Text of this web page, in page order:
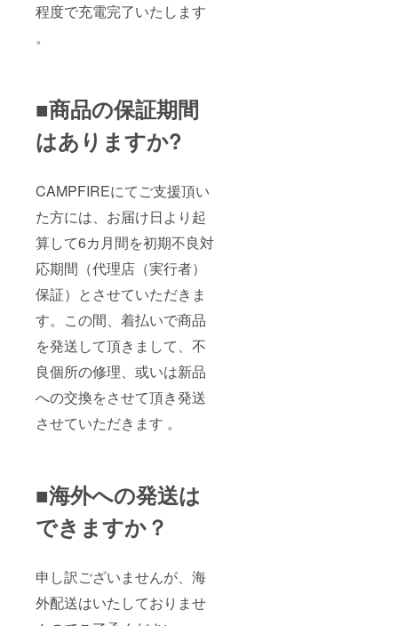
程度で充電完了いたします
。
■商品の保証期間
はありますか?
CAMPFIREにてご支援頂い
た方には、お届け日より起
算して6カ月間を初期不良対
応期間（代理店（実行者）
保証）とさせていただきま
す。この間、着払いで商品
を発送して頂きまして、不
良個所の修理、或いは新品
への交換をさせて頂き発送
させていただきます 。
■海外への発送は
できますか？
申し訳ございませんが、海
外配送はいたしておりませ